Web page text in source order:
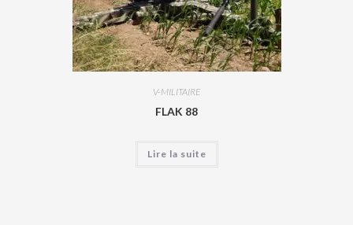
V-MILITAIRE
FLAK 88
Lire la suite